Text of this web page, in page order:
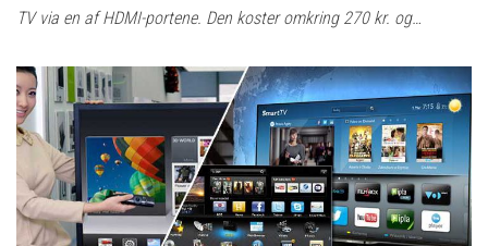
TV via en af HDMI-portene. Den koster omkring 270 kr. og…